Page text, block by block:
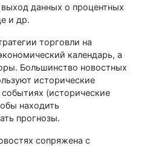
данных о процентных
и др.
торговли на
календарь, а
Большинство новостных
исторические
(исторические
находить
прогнозы.
сопряжена с